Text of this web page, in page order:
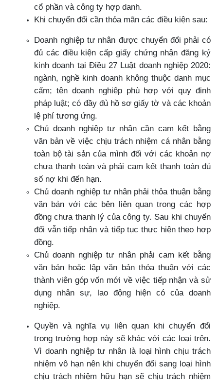
cổ phần và công ty hợp danh.
Khi chuyển đổi cần thỏa mãn các điều kiện sau:
Doanh nghiệp tư nhân được chuyển đổi phải có
đủ các điều kiện cấp giấy chứng nhận đăng ký
kinh doanh tại Điều 27 Luật doanh nghiệp 2020:
ngành, nghề kinh doanh không thuộc danh mục
cấm; tên doanh nghiệp phù hợp với quy định
pháp luật; có đầy đủ hồ sơ giấy tờ và các khoản
lệ phí tương ứng.
Chủ doanh nghiệp tư nhân cần cam kết bằng
văn bản về việc chịu trách nhiệm cá nhân bằng
toàn bộ tài sản của mình đối với các khoản nợ
chưa thanh toàn và phải cam kết thanh toán đủ
số nợ khi đến hạn.
Chủ doanh nghiệp tư nhân phải thỏa thuận bằng
văn bản với các bên liên quan trong các hợp
đồng chưa thanh lý của công ty. Sau khi chuyển
đổi vẫn tiếp nhận và tiếp tục thực hiện theo hợp
đồng.
Chủ doanh nghiệp tư nhân phải cam kết bằng
văn bản hoặc lập văn bản thỏa thuận với các
thành viên góp vốn mới về việc tiếp nhận và sử
dụng nhân sự, lao động hiện có của doanh
nghiệp.
Quyền và nghĩa vụ liên quan khi chuyển đổi
trong trường hợp này sẽ khác với các loại trên.
Vì doanh nghiệp tư nhân là loại hình chịu trách
nhiệm vô hạn nên khi chuyển đổi sang loại hình
chịu trách nhiệm hữu hạn sẽ chịu trách nhiệm